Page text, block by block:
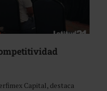
Capital, destaca